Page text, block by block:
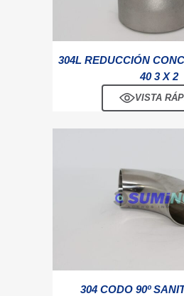
304L REDUCCIÓN
40 3 X 2
VISTA
304 CODO 90º